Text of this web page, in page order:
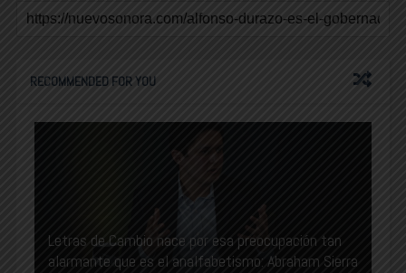
RECOMMENDED FOR YOU
Letras de Cambio nace por esa preocupación tan
alarmante que es el analfabetismo: Abraham Sierra